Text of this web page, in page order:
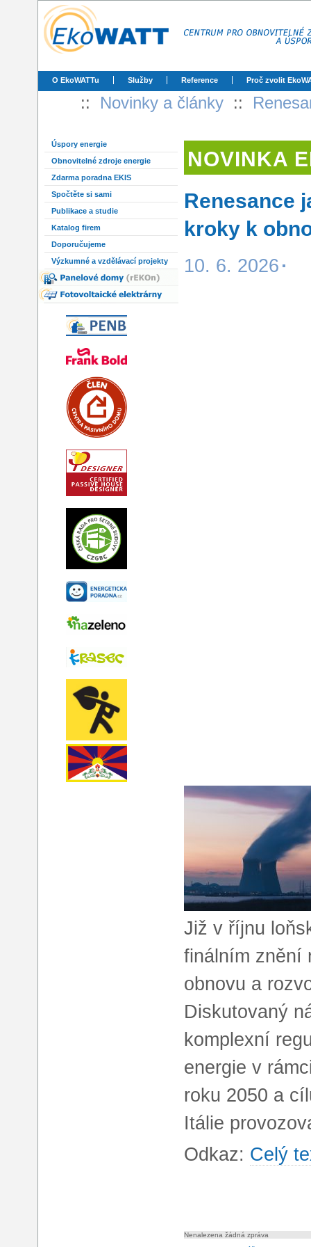
O EkoWATTu Služby Reference Proč zvolit
:: Novinky a články ::
Úspory energie
Obnovitelné zdroje energie
Zdarma poradna EKIS
Spočtěte si sami
Publikace a studie
Katalog firem
Doporučujeme
Výzkumné a vzdělávací projekty
NOVINKA
Renesance
kroky k
10. 6. 2026
Již v říjnu
finálním znění
obnovu a
Diskutovaný
komplexní
energie v
roku 2050 a
Itálie
Odkaz: Celý
Nenalezena žádná zpráva